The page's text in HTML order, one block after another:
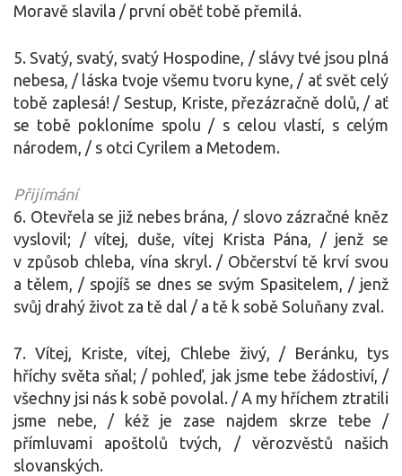
Moravě slavila / první oběť tobě přemilá.
5. Svatý, svatý, svatý Hospodine, / slávy tvé jsou plná
nebesa, / láska tvoje všemu tvoru kyne, / ať svět celý
tobě zaplesá! / Sestup, Kriste, přezázračně dolů, / ať
se tobě pokloníme spolu / s celou vlastí, s celým
národem, / s otci Cyrilem a Metodem.
Přijímání
6. Otevřela se již nebes brána, / slovo zázračné kněz
vyslovil; / vítej, duše, vítej Krista Pána, / jenž se
v způsob chleba, vína skryl. / Občerství tě krví svou
a tělem, / spojíš se dnes se svým Spasitelem, / jenž
svůj drahý život za tě dal / a tě k sobě Soluňany zval.
7. Vítej, Kriste, vítej, Chlebe živý, / Beránku, tys
hříchy světa sňal; / pohleď, jak jsme tebe žádostiví, /
všechny jsi nás k sobě povolal. / A my hříchem ztratili
jsme nebe, / kéž je zase najdem skrze tebe /
přímluvami apoštolů tvých, / věrozvěstů našich
slovanských.